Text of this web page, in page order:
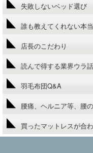
失敗しないベッド選び
誰も教えてくれない本
店長のこだわり
読んで得する業界ウラ話
羽毛布団Q&A
腰痛、ヘルニア等、腰
買ったマットレスが合